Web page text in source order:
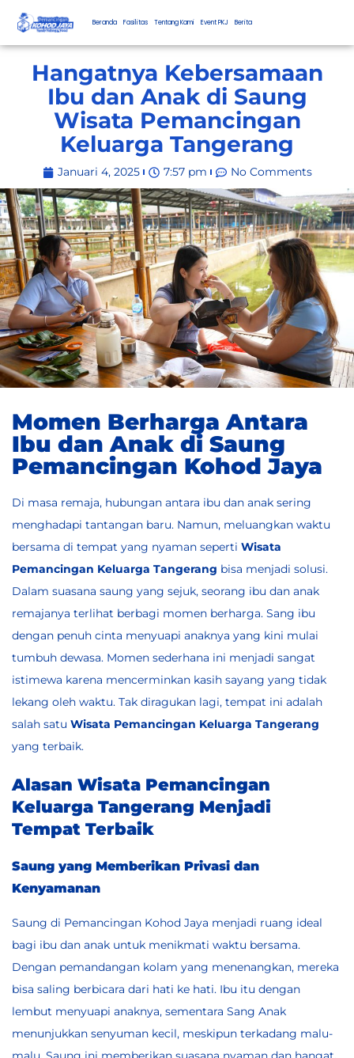
Beranda Fasilitas Tentang Kami Event PKJ Berita
Hangatnya Kebersamaan
Ibu dan Anak di Saung
Wisata Pemancingan
Keluarga Tangerang
Januari 4, 2025 7:57 pm No Comments
Momen Berharga Antara
Ibu dan Anak di Saung
Pemancingan Kohod Jaya
Di masa remaja, hubungan antara ibu dan anak sering
menghadapi tantangan baru. Namun, meluangkan waktu
bersama di tempat yang nyaman seperti Wisata
Pemancingan Keluarga Tangerang bisa menjadi solusi.
Dalam suasana saung yang sejuk, seorang ibu dan anak
remajanya terlihat berbagi momen berharga. Sang ibu
dengan penuh cinta menyuapi anaknya yang kini mulai
tumbuh dewasa. Momen sederhana ini menjadi sangat
istimewa karena mencerminkan kasih sayang yang tidak
lekang oleh waktu. Tak diragukan lagi, tempat ini adalah
salah satu Wisata Pemancingan Keluarga Tangerang
yang terbaik.
Alasan Wisata Pemancingan
Keluarga Tangerang Menjadi
Tempat Terbaik
Saung yang Memberikan Privasi dan
Kenyamanan
Saung di Pemancingan Kohod Jaya menjadi ruang ideal
bagi ibu dan anak untuk menikmati waktu bersama.
Dengan pemandangan kolam yang menenangkan, mereka
bisa saling berbicara dari hati ke hati. Ibu itu dengan
lembut menyuapi anaknya, sementara Sang Anak
menunjukkan senyuman kecil, meskipun terkadang malu-